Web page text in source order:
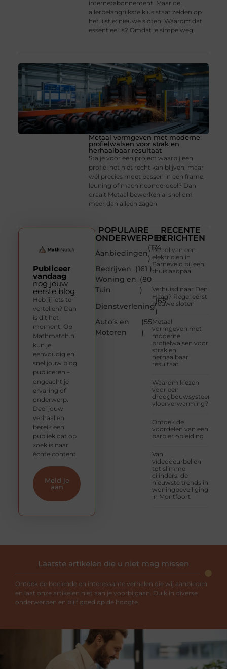
internetabonnement. Maar de
allerbelangrijkste klus staat zelden op
het lijstje: nieuwe sloten. Waarom dat
essentieel is? Omdat je simpelweg
Metaal vormgeven met moderne
profielwalsen voor strak en
herhaalbaar resultaat
Sta je voor een project waarbij een
profiel net niet recht kan blijven, maar
wél precies moet passen in een frame,
leuning of machineonderdeel? Dan
draait Metaal bewerken al snel om
meer dan alleen zagen
POPULAIRE
ONDERWERPEN
Aanbiedingen
(174
)
Bedrijven
(161 )
Woning en
Tuin
(80
)
Dienstverlening
(65
)
Auto’s en
Motoren
(55
)
RECENTE
BERICHTEN
De rol van een
elektricien in
Barneveld bij een
thuislaadpaal
Verhuisd naar Den
Haag? Regel eerst
nieuwe sloten
Metaal
vormgeven met
moderne
profielwalsen voor
strak en
herhaalbaar
resultaat
Waarom kiezen
voor een
droogbouwsysteem
vloerverwarming?
Ontdek de
voordelen van een
barbier opleiding
Van
videodeurbellen
tot slimme
cilinders: de
nieuwste trends in
woningbeveiliging
in Montfoort
Publiceer
vandaag
nog jouw
eerste blog
Heb jij iets te
vertellen? Dan
is dit het
moment. Op
Mathmatch.nl
kun je
eenvoudig en
snel jouw blog
publiceren –
ongeacht je
ervaring of
onderwerp.
Deel jouw
verhaal en
bereik een
publiek dat op
zoek is naar
échte content.
Meld je
aan
Laatste artikelen die u niet mag missen
Ontdek de boeiende en interessante verhalen die wij aanbieden
en laat onze artikelen niet aan je voorbijgaan. Duik in diverse
onderwerpen en blijf goed op de hoogte.